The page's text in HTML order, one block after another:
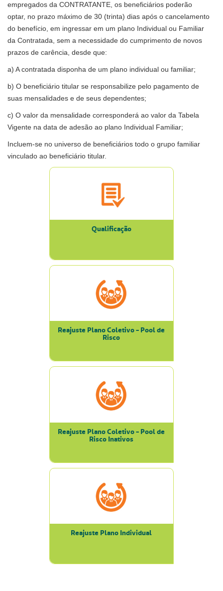
empregados da CONTRATANTE, os beneficiários poderão
optar, no prazo máximo de 30 (trinta) dias após o cancelamento
do benefício, em ingressar em um plano Individual ou Familiar
da Contratada, sem a necessidade do cumprimento de novos
prazos de carência, desde que:
a) A contratada disponha de um plano individual ou familiar;
b) O beneficiário titular se responsabilize pelo pagamento de
suas mensalidades e de seus dependentes;
c) O valor da mensalidade corresponderá ao valor da Tabela
Vigente na data de adesão ao plano Individual Familiar;
Incluem-se no universo de beneficiários todo o grupo familiar
vinculado ao beneficiário titular.
Qualificação
Reajuste Plano Coletivo - Pool de
Risco
Reajuste Plano Coletivo - Pool de
Risco Inativos
Reajuste Plano Individual